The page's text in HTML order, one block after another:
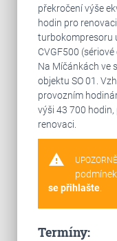
překročení výše
hodin pro
turbokompresoru
CVGF500
Na Míčánkách ve
objektu SO 01.
provozním
výši 43 700
renovaci.
warning
podmínek
se přihlašte.
Termíny: